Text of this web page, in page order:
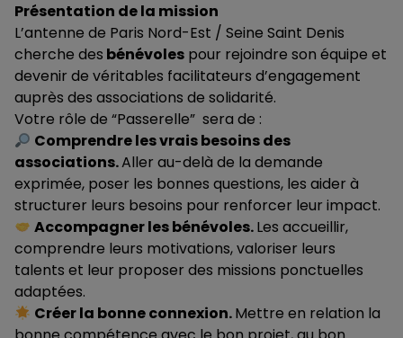
Présentation de la mission
L’antenne de Paris Nord-Est / Seine Saint Denis
cherche des bénévoles pour rejoindre son équipe et
devenir de véritables facilitateurs d’engagement
auprès des associations de solidarité.
Votre rôle de “Passerelle” sera de :
Comprendre les vrais besoins des
associations.Aller au-delà de la demande
exprimée, poser les bonnes questions, les aider à
structurer leurs besoins pour renforcer leur impact.
Accompagner les bénévoles.Les accueillir,
comprendre leurs motivations, valoriser leurs
talents et leur proposer des missions ponctuelles
adaptées.
Créer la bonne connexion.Mettre en relation la